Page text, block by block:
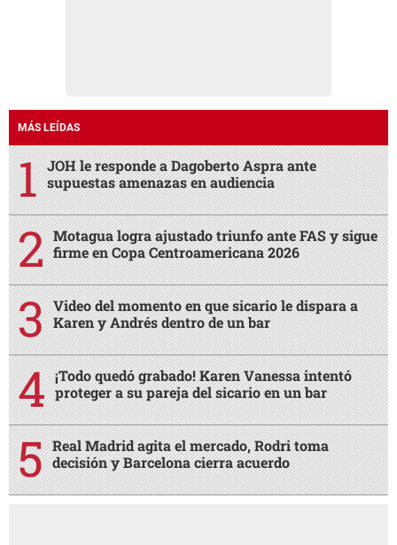
MÁS LEÍDAS
JOH le responde a Dagoberto Aspra ante
supuestas amenazas en audiencia
Motagua logra ajustado triunfo ante FAS y sigue
firme en Copa Centroamericana 2026
Video del momento en que sicario le dispara a
Karen y Andrés dentro de un bar
¡Todo quedó grabado! Karen Vanessa intentó
proteger a su pareja del sicario en un bar
Real Madrid agita el mercado, Rodri toma
decisión y Barcelona cierra acuerdo